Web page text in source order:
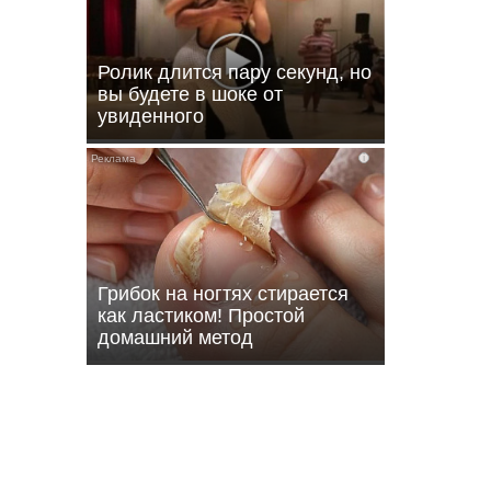
Ролик длится пару секунд, но
вы будете в шоке от
увиденного
i
Грибок на ногтях стирается
как ластиком! Простой
домашний метод